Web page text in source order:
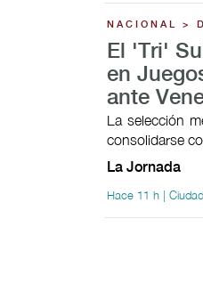
NACIONAL >
El 'Tri'
en
ante
La selección
consolidarse
La Jornada
Hace 11 h |